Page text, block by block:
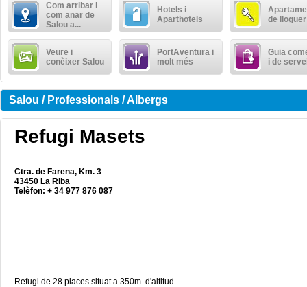
Com arribar i
com anar de
Salou a...
Hotels i
Aparthotels
de lloguer
Veure i
conèixer Salou
PortAventura i
molt més
Guia
i de
Salou / Professionals / Albergs
Refugi Masets
Ctra. de Farena, Km. 3
43450 La Riba
Telèfon: + 34 977 876 087
Refugi de 28 places situat a 350m. d'altitud